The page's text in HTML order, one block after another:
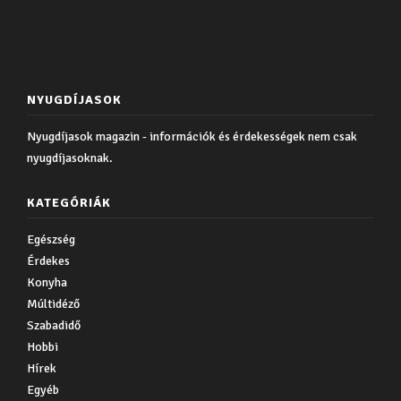
NYUGDÍJASOK
Nyugdíjasok magazin - információk és érdekességek nem csak
nyugdíjasoknak.
KATEGÓRIÁK
Egészség
Érdekes
Konyha
Múltidéző
Szabadidő
Hobbi
Hírek
Egyéb